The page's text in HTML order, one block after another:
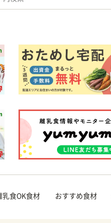
ード入力
乳食OK食材 おすすめ食材